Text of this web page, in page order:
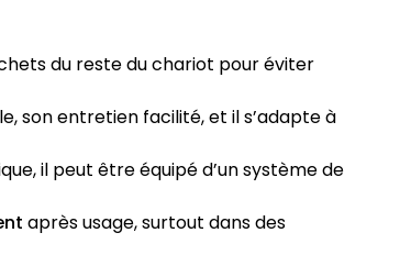
du reste du chariot pour éviter
son entretien facilité, et il s’adapte à
il peut être équipé d’un système de
après usage, surtout dans des